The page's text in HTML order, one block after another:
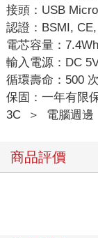
接頭：USB
認證：BSMI,
電芯容量：
輸入電源：DC
循環壽命：500
保固：一年有限
3C
＞ 電腦週邊
商品評價